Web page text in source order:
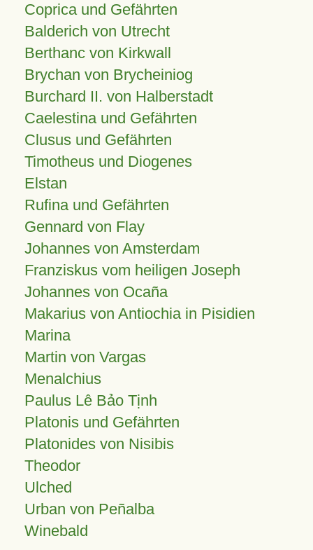
Coprica und Gefährten
Balderich von Utrecht
Berthanc von Kirkwall
Brychan von Brycheiniog
Burchard II. von Halberstadt
Caelestina und Gefährten
Clusus und Gefährten
Timotheus und Diogenes
Elstan
Rufina und Gefährten
Gennard von Flay
Johannes von Amsterdam
Franziskus vom heiligen Joseph
Johannes von Ocaña
Makarius von Antiochia in Pisidien
Marina
Martin von Vargas
Menalchius
Paulus Lê Bảo Tịnh
Platonis und Gefährten
Platonides von Nisibis
Theodor
Ulched
Urban von Peñalba
Winebald